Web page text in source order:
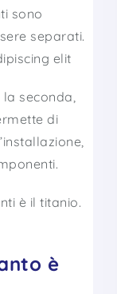
sono
separati.
elit
seconda,
di
è il titanio.
è